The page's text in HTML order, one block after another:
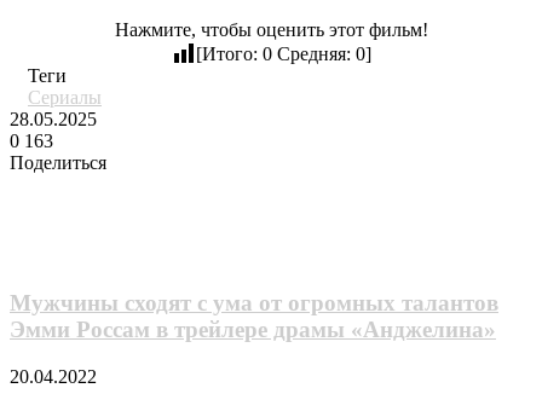
Нажмите, чтобы оценить этот фильм!
[Итого: 0Средняя: 0]
Теги
Сериалы
28.05.2025
0 163
Поделиться
Мужчины сходят с ума от огромных талантов
Эмми Россам в трейлере драмы «Анджелина»
20.04.2022